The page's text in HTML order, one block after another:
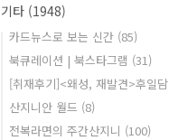
기타 (1948)
카드뉴스로 보는 신간 (85)
북큐레이션 | 북스타그램 (31)
[취재후기]<왜성, 재발견>후일담
산지니안 월드 (8)
전복라면의 주간산지니 (100)